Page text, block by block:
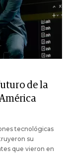
de la
tecnológicas
su
que vieron en